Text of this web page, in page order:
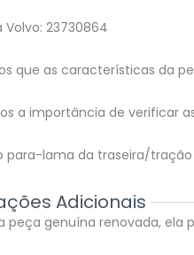
Volvo: 23730864
que as características da
a importância de verificar
para-lama da traseira/
Adicionais
peça genuína renovada, ela